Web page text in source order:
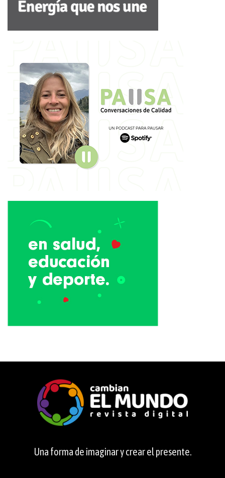
Una forma de imaginar y crear el presente.